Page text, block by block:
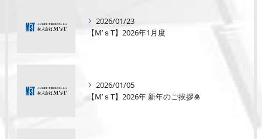
2026/01/23
【M’ｓT】2026年1月度
2026/01/05
【M’ｓT】2026年 新年のご挨拶🎍